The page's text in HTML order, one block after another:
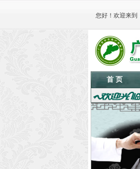
您好！欢迎来到
首 页